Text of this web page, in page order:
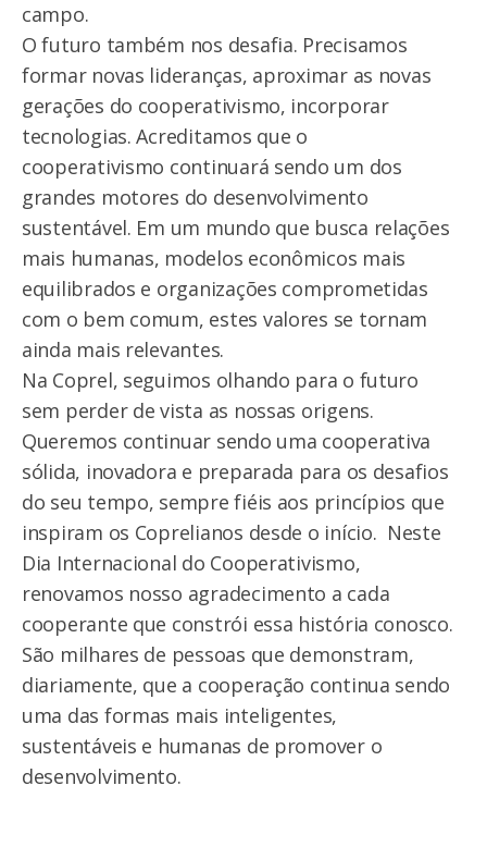
campo.
O futuro também nos desafia. Precisamos
formar novas lideranças, aproximar as novas
gerações do cooperativismo, incorporar
tecnologias. Acreditamos que o
cooperativismo continuará sendo um dos
grandes motores do desenvolvimento
sustentável. Em um mundo que busca relações
mais humanas, modelos econômicos mais
equilibrados e organizações comprometidas
com o bem comum, estes valores se tornam
ainda mais relevantes.
Na Coprel, seguimos olhando para o futuro
sem perder de vista as nossas origens.
Queremos continuar sendo uma cooperativa
sólida, inovadora e preparada para os desafios
do seu tempo, sempre fiéis aos princípios que
inspiram os Coprelianos desde o início. Neste
Dia Internacional do Cooperativismo,
renovamos nosso agradecimento a cada
cooperante que constrói essa história conosco.
São milhares de pessoas que demonstram,
diariamente, que a cooperação continua sendo
uma das formas mais inteligentes,
sustentáveis e humanas de promover o
desenvolvimento.